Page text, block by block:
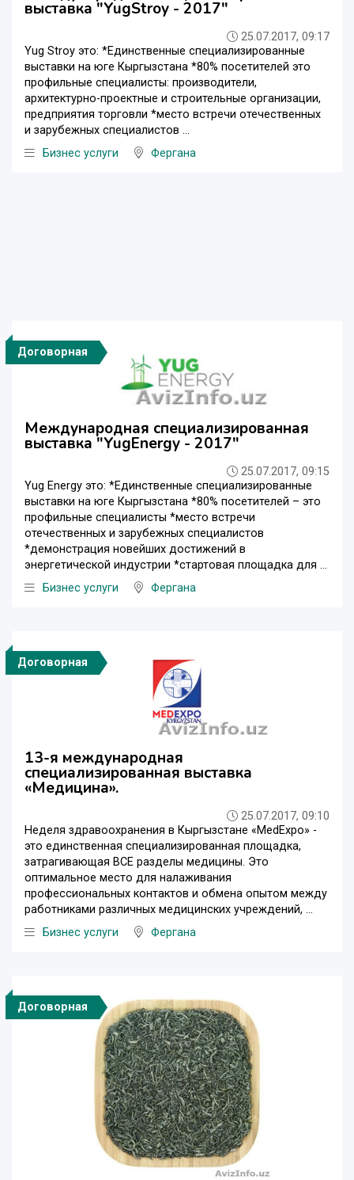
выставка "YugStroy - 2017"
25.07.2017, 09:17
Yug Strоy это: *Единственные специализированные
выставки на юге Кыргызстана *80% посетителей это
профильные специалисты: производители,
архитектурно-проектные и строительные организации,
предприятия торговли *место встречи отечественных
и зарубежных специалистов ...
Бизнес услуги
Фергана
Договорная
Международная специализированная
выставка "YugEnergy - 2017"
25.07.2017, 09:15
Yug Energy это: *Единственные специализированные
выставки на юге Кыргызстана *80% посетителей – это
профильные специалисты *место встречи
отечественных и зарубежных специалистов
*демонстрация новейших достижений в
энергетической индустрии *стартовая площадка для ...
Бизнес услуги
Фергана
Договорная
13-я международная
специализированная выставка
«Медицина».
25.07.2017, 09:10
Неделя здравоохранения в Кыргызстане «MedExpo» -
это единственная специализированная площадка,
затрагивающая ВСЕ разделы медицины. Это
оптимальное место для налаживания
профессиональных контактов и обмена опытом между
работниками различных медицинских учреждений, ...
Бизнес услуги
Фергана
Договорная